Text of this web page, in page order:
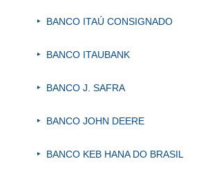
BANCO ITAÚ CONSIGNADO
BANCO ITAUBANK
BANCO J. SAFRA
BANCO JOHN DEERE
BANCO KEB HANA DO BRASIL